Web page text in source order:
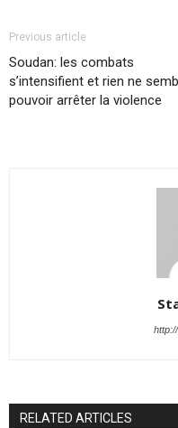
Previous article
Soudan: les combats
s’intensifient et rien ne
pouvoir arrêter la violence
RELATED ARTICLES